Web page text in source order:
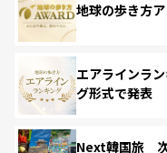
地球の歩き方
エアラインラ
グ形式で発表
Next韓国旅 次